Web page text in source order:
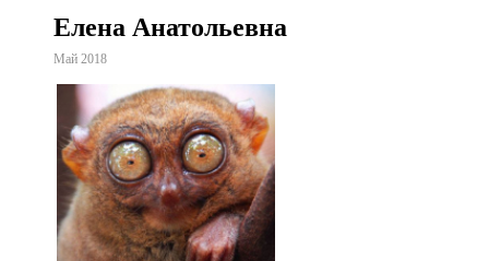
Елена Анатольевна
Май 2018